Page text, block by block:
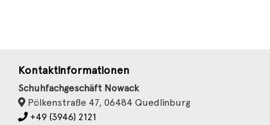
Kontaktinformationen
Schuhfachgeschäft Nowack
Pölkenstraße 47, 06484 Quedlinburg
+49 (3946) 2121